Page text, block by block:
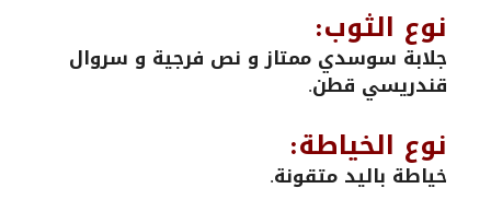
نوع الثوب:
جلابة سوسدي ممتاز و نص فرجية و سروال
قندريسي قطن.
نوع الخياطة:
خياطة باليد متقونة.